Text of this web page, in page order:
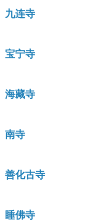
九连寺
宝宁寺
海藏寺
南寺
善化古寺
睡佛寺